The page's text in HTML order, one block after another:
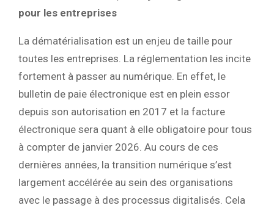
pour les entreprises
La dématérialisation est un enjeu de taille pour
toutes les entreprises. La réglementation les incite
fortement à passer au numérique. En effet, le
bulletin de paie électronique est en plein essor
depuis son autorisation en 2017 et la facture
électronique sera quant à elle obligatoire pour tous
à compter de janvier 2026. Au cours de ces
dernières années, la transition numérique s’est
largement accélérée au sein des organisations
avec le passage à des processus digitalisés. Cela